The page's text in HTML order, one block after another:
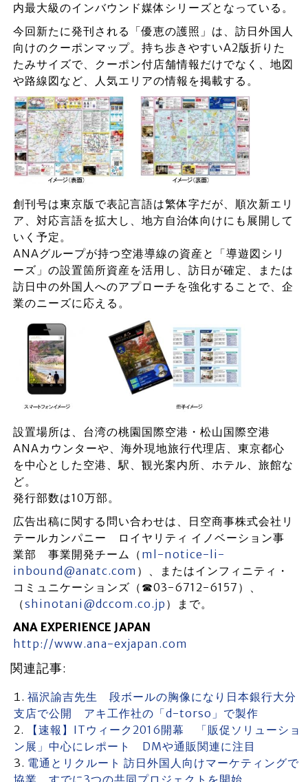
内最大級のインバウンド媒体シリーズとなっている。
今回新たに発刊される「優恵の護照」は、訪日外国人
向けのクーポンマップ。持ち歩きやすいA2版折りた
たみサイズで、クーポン付店舗情報だけでなく、地図
や路線図など、人気エリアの情報を掲載する。
創刊号は東京版で表記言語は繁体字だが、順次新エリ
ア、対応言語を拡大し、地方自治体向けにも展開して
いく予定。
ANAグループが持つ空港導線の資産と「導遊図シリ
ーズ」の設置箇所資産を活用し、訪日が確定、または
訪日中の外国人へのアプローチを強化することで、企
業のニーズに応える。
設置場所は、台湾の桃園国際空港・松山国際空港
ANAカウンターや、海外現地旅行代理店、東京都心
を中心とした空港、駅、観光案内所、ホテル、旅館な
ど。
発行部数は10万部。
広告出稿に関する問い合わせは、日空商事株式会社リ
テールカンパニー ロイヤリティ イノベーション事
業部 事業開発チーム（ ml-notice-li-
inbound@anatc.com ）、またはインフィニティ・
コミュニケーションズ（☎03-6712-6157）、
（shinotani@dccom.co.jp ）まで。
ANA EXPERIENCE JAPAN
http://www.ana-exjapan.com
関連記事:
福沢諭吉先生 段ボールの胸像になり日本銀行大分
支店で公開 アキ工作社の「d-torso」で製作
【速報】ITウィーク2016開幕 「販促ソリューショ
ン展」中心にレポート DMや通販関連に注目
電通とリクルート 訪日外国人向けマーケティングで
協業 すでに3つの共同プロジェクトを開始